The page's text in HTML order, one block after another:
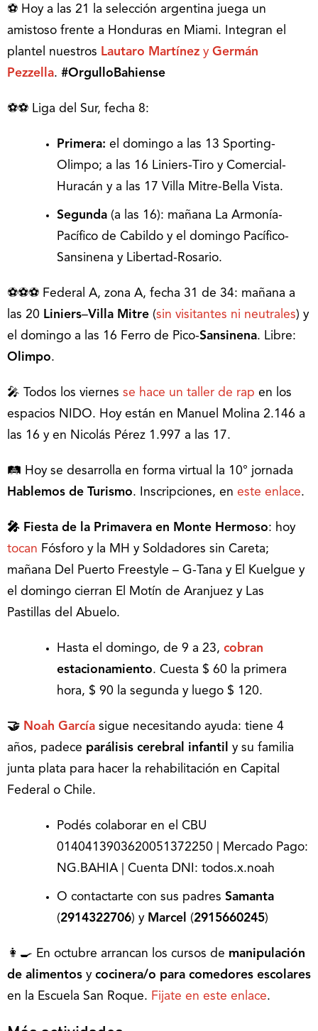
⚽ Hoy a las 21 la selección argentina juega un
amistoso frente a Honduras en Miami. Integran el
plantel nuestros Lautaro Martínez y Germán
Pezzella. #OrgulloBahiense
⚽⚽ Liga del Sur, fecha 8:
Primera: el domingo a las 13 Sporting-
Olimpo; a las 16 Liniers-Tiro y Comercial-
Huracán y a las 17 Villa Mitre-Bella Vista.
Segunda (a las 16): mañana La Armonía-
Pacífico de Cabildo y el domingo Pacífico-
Sansinena y Libertad-Rosario.
⚽⚽⚽ Federal A, zona A, fecha 31 de 34: mañana a
las 20 Liniers–Villa Mitre (sin visitantes ni neutrales) y
el domingo a las 16 Ferro de Pico-Sansinena. Libre:
Olimpo.
🎤 Todos los viernes se hace un taller de rap en los
espacios NIDO. Hoy están en Manuel Molina 2.146 a
las 16 y en Nicolás Pérez 1.997 a las 17.
🛤 Hoy se desarrolla en forma virtual la 10° jornada
Hablemos de Turismo. Inscripciones, en este enlace.
🎤 Fiesta de la Primavera en Monte Hermoso: hoy
tocan Fósforo y la MH y Soldadores sin Careta;
mañana Del Puerto Freestyle – G-Tana y El Kuelgue y
el domingo cierran El Motín de Aranjuez y Las
Pastillas del Abuelo.
Hasta el domingo, de 9 a 23, cobran
estacionamiento. Cuesta $ 60 la primera
hora, $ 90 la segunda y luego $ 120.
🤝 Noah García sigue necesitando ayuda: tiene 4
años, padece parálisis cerebral infantil
y su familia
junta plata para hacer la rehabilitación en Capital
Federal o Chile.
Podés colaborar en el CBU
0140413903620051372250 | Mercado Pago:
NG.BAHIA | Cuenta DNI: todos.x.noah
O contactarte con sus padres Samanta
(2914322706) y Marcel (2915660245)
👩‍🍳 En octubre arrancan los cursos de manipulación
de alimentos y cocinera/o para comedores escolares
en la Escuela San Roque. Fijate en este enlace.